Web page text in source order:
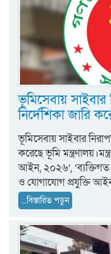
ভূমিসেবায় সাইবার
নির্দেশিকা জারি
ভূমিসেবায় সাইবার
করেছে ভূমি
আইন, ২০২৬’,
ও যোগাযোগ প্রযুক্তি
...বিস্তারিত পড়ুন